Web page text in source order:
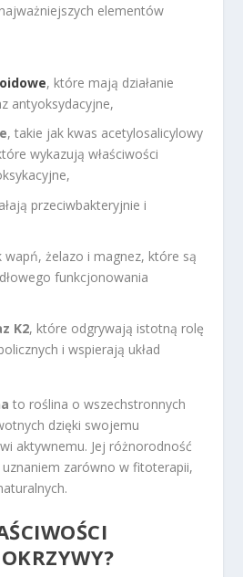
elementów
, które mają działanie
antyoksydacyjne,
, takie jak kwas acetylosalicylowy
wykazują właściwości
przeciwbakteryjnie i
wapń, żelazo i magnez, które są
funkcjonowania
K2, które odgrywają istotną rolę
i wspierają układ
to roślina o wszechstronnych
dzięki swojemu
aktywnemu. Jej różnorodność
uznaniem zarówno w fitoterapii,